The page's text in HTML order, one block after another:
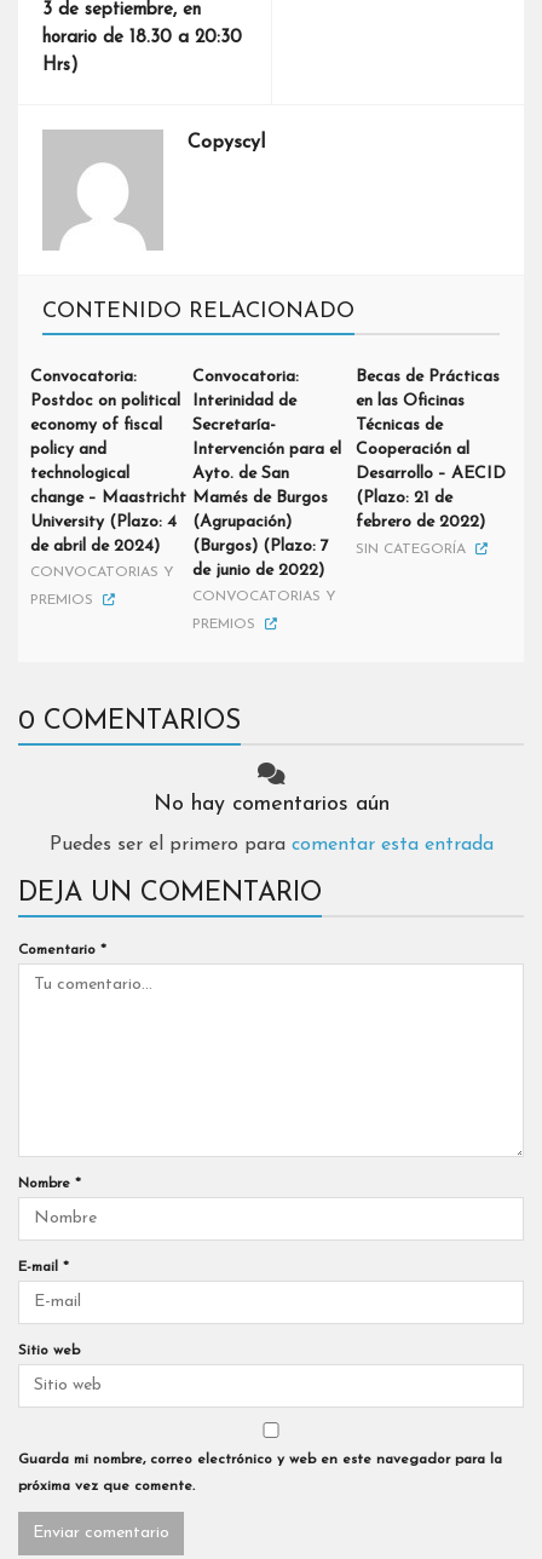
3 de septiembre, en
horario de 18.30 a 20:30
Hrs)
Copyscyl
CONTENIDO RELACIONADO
Convocatoria:
Postdoc on political
economy of fiscal
policy and
technological
change – Maastricht
University (Plazo: 4
de abril de 2024)
CONVOCATORIAS Y
PREMIOS
Convocatoria:
Interinidad de
Secretaría-
Intervención para el
Ayto. de San
Mamés de Burgos
(Agrupación)
(Burgos) (Plazo: 7
de junio de 2022)
CONVOCATORIAS Y
PREMIOS
Becas de Prácticas
en las Oficinas
Técnicas de
Cooperación al
Desarrollo – AECID
(Plazo: 21 de
febrero de 2022)
SIN CATEGORÍA
0 COMENTARIOS
No hay comentarios aún
Puedes ser el primero para comentar esta entrada
DEJA UN COMENTARIO
Comentario *
Nombre *
E-mail *
Sitio web
Guarda mi nombre, correo electrónico y web en este navegador para la
próxima vez que comente.